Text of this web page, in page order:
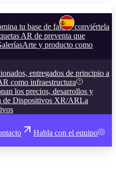
tu base de fans y conviértela
AR de preventa que
Arte y producto como
entregados de principio a
como infraestructura
los precios, desarrollos y
de Dispositivos XR/ARLa
Habla con el equipo